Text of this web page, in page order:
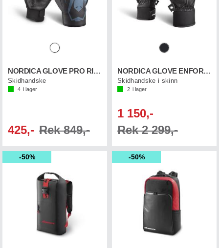
NORDICA GLOVE PRO RIDER
Skidhandske
4 i lager
425,- Rek 849,-
NORDICA GLOVE ENFORCER PRO
Skidhandske i skinn
2 i lager
1 150,-
Rek 2 299,-
50% 50%